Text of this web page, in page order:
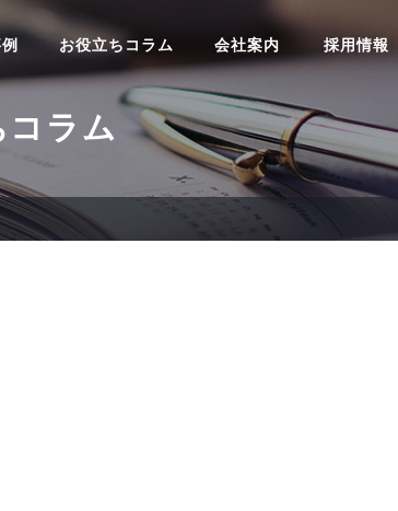
お役立ちコラム 会社案内 採用情報
コラム